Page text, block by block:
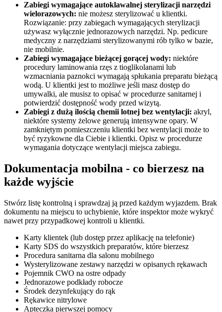
Zabiegi wymagające autoklawalnej sterylizacji narzędzi
wielorazowych: nie możesz sterylizować u klientki.
Rozwiązanie: przy zabiegach wymagających sterylizacji
używasz wyłącznie jednorazowych narzędzi. Np. pedicure
medyczny z narzędziami sterylizowanymi rób tylko w bazie,
nie mobilnie.
Zabiegi wymagające bieżącej gorącej wody: niektóre
procedury laminowania rzęs z tioglikolanami lub
wzmacniania paznokci wymagają spłukania preparatu bieżącą
wodą. U klientki jest to możliwe jeśli masz dostęp do
umywalki, ale musisz to opisać w procedurze sanitarnej i
potwierdzić dostępność wody przed wizytą.
Zabiegi z dużą ilością chemii lotnej bez wentylacji: akryl,
niektóre systemy żelowe generują intensywne opary. W
zamkniętym pomieszczeniu klientki bez wentylacji może to
być ryzykowne dla Ciebie i klientki. Opisz w procedurze
wymagania dotyczące wentylacji miejsca zabiegu.
Dokumentacja mobilna - co bierzesz na
każde wyjście
Stwórz listę kontrolną i sprawdzaj ją przed każdym wyjazdem. Brak
dokumentu na miejscu to uchybienie, które inspektor może wykryć
nawet przy przypadkowej kontroli u klientki.
Karty klientek (lub dostęp przez aplikację na telefonie)
Karty SDS do wszystkich preparatów, które bierzesz
Procedura sanitarna dla salonu mobilnego
Wysterylizowane zestawy narzędzi w opisanych rękawach
Pojemnik CWO na ostre odpady
Jednorazowe podkłady robocze
Środek dezynfekujący do rąk
Rękawice nitrylowe
Apteczka pierwszej pomocy